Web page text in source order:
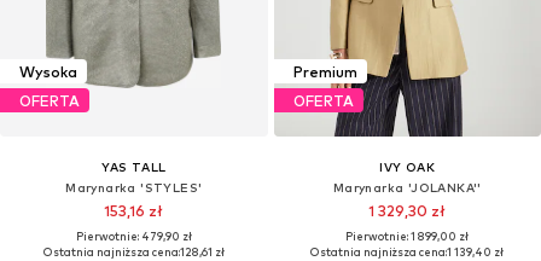
Wysoka
OFERTA
YAS TALL
Marynarka 'STYLES'
153,16 zł
Pierwotnie: 479,90 zł
Ostatnia najniższa cena:128,61 zł
Premium
OFERTA
IVY OAK
Marynarka 'JOLANKA''
1 329,30 zł
Pierwotnie: 1 899,00 zł
Ostatnia najniższa cena:1 139,40 zł